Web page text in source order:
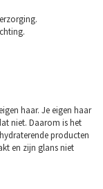
haar. Je eigen haar
niet. Daarom is het
producten
en zijn glans niet